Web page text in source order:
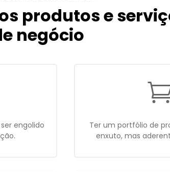
produtos e
negócio
engolido
Ter um portfólio de
enxuto, mas